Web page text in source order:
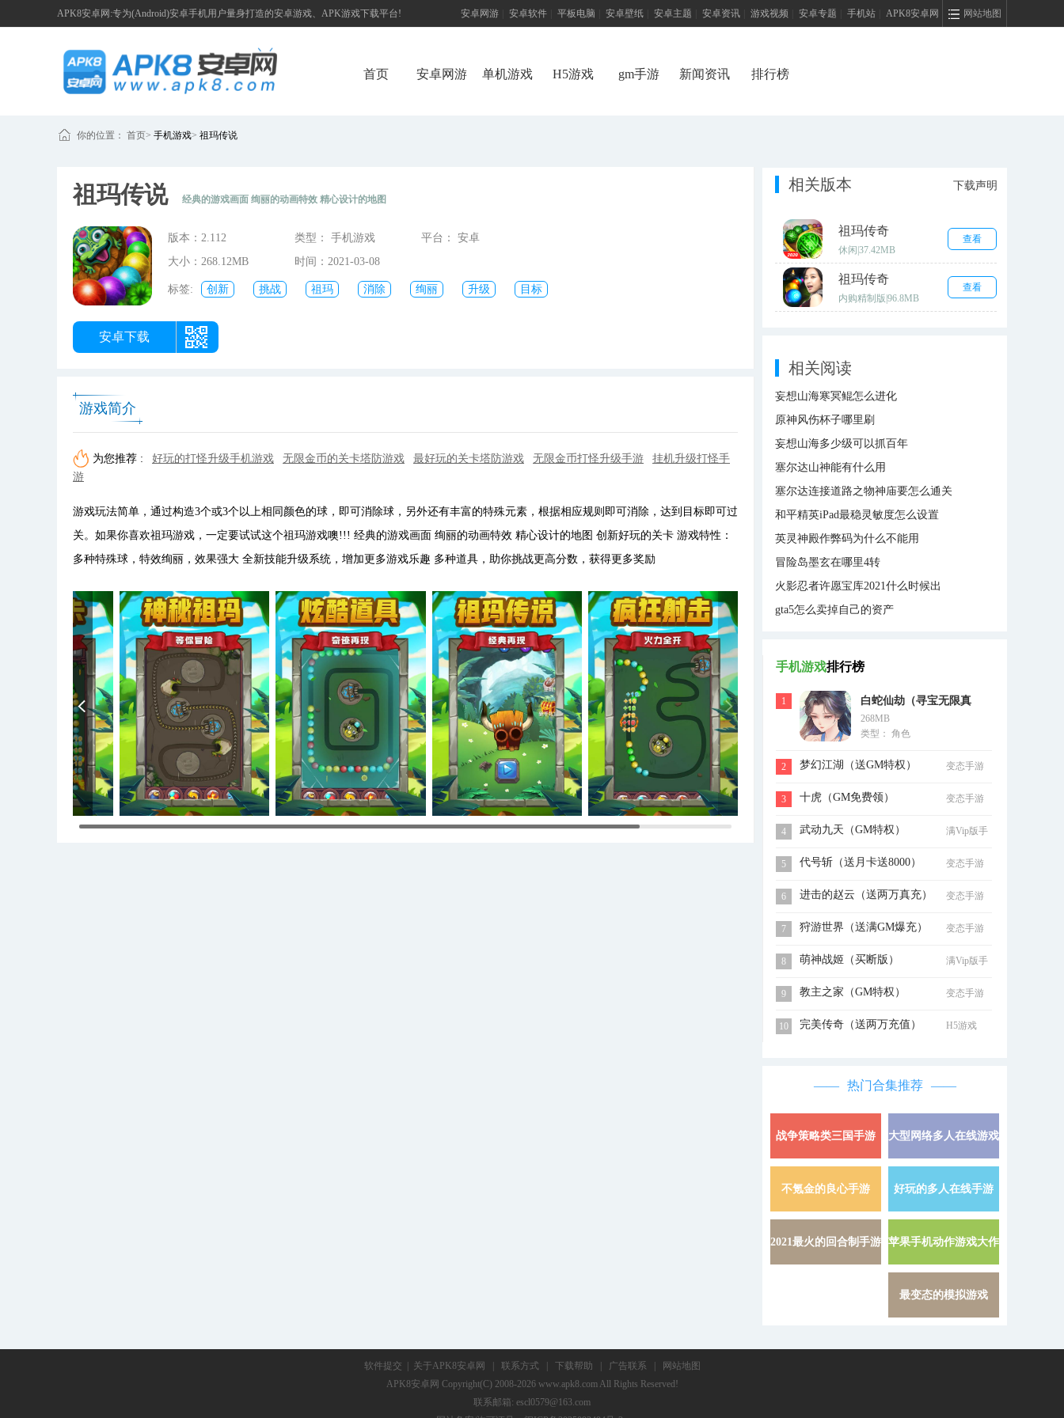
APK8安卓网:专为(Android)安卓手机用户量身打造的安卓游戏、APK游戏下载平台! 网站地图
安卓网游 安卓软件 平板电脑 安卓壁纸 安卓主题 安卓资讯 游戏视频 安卓专题 手机站 APK8安卓网
首页 安卓网游 单机游戏 H5游戏 gm手游 新闻资讯 排行榜
你的位置： 首页> 手机游戏> 祖玛传说
祖玛传说 经典的游戏画面 绚丽的动画特效 精心设计的地图
版本：2.112 类型： 手机游戏
平台： 安卓
大小：268.12MB
时间：2021-03-08
09:32:16
标签: 创新 挑战 祖玛 消除 绚丽 升级
目标
安卓下载
游戏简介
为您推荐 : 好玩的打怪升级手机游戏 无限金币的关卡塔防游戏 最好玩的关卡塔防游戏 无限金币打怪升级手游
挂机升级打怪手
游
游戏玩法简单，通过构造3个或3个以上相同颜色的球，即可消除球，另外还有丰富的特殊元素，根据相应规则即可消除，达到目标即可过
关。如果你喜欢祖玛游戏，一定要试试这个祖玛游戏噢!!! 经典的游戏画面 绚丽的动画特效 精心设计的地图 创新好玩的关卡 游戏特性：
多种特殊球，特效绚丽，效果强大 全新技能升级系统，增加更多游戏乐趣 多种道具，助你挑战更高分数，获得更多奖励
相关版本 下载声明
祖玛传奇
休闲 37.42MB
查看
祖玛传奇
内购精制版 96.8MB
查看
相关阅读
妄想山海寒冥鲲怎么进化
原神风伤杯子哪里刷
妄想山海多少级可以抓百年
塞尔达山神能有什么用
塞尔达连接道路之物神庙要怎么通关
和平精英iPad最稳灵敏度怎么设置
英灵神殿作弊码为什么不能用
冒险岛墨玄在哪里4转
火影忍者许愿宝库2021什么时候出
gta5怎么卖掉自己的资产
手机游戏排行榜
1
白蛇仙劫（寻宝无限真
充）
268MB
类型： 角色
2 梦幻江湖（送GM特权） 变态手游
3 十虎（GM免费领） 变态手游
4 武动九天（GM特权）
满Vip版手
5
代号斩（送月卡送8000） 变态手游
6 进击的赵云（送两万真充） 变态手游
7 狩游世界（送满GM爆充） 变态手游
8 萌神战姬（买断版）
满Vip版手
9
教主之家（GM特权） 变态手游
10 完美传奇（送两万充值） H5游戏
热门合集推荐
战争策略类三国手游 详情 »
大型网络多人在线游戏
不氪金的良心手游 详情 »
好玩的多人在线手游
2021最火的回合制手游 详情 »
苹果手机动作游戏大作
最变态的模拟游戏
软件提交 关于APK8安卓网 联系方式 下载帮助 广告联系
网站地图
APK8安卓网 Copyright(C) 2008-2026 www.apk8.com All Rights Reserved!
联系邮箱: escl0579@163.com